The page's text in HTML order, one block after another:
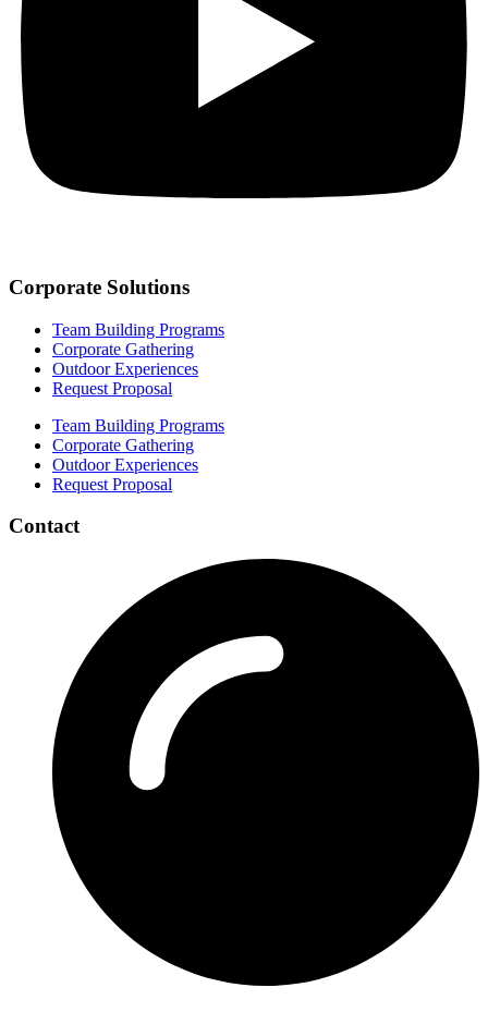
Corporate Solutions
Team Building Programs
Corporate Gathering
Outdoor Experiences
Request Proposal
Team Building Programs
Corporate Gathering
Outdoor Experiences
Request Proposal
Contact